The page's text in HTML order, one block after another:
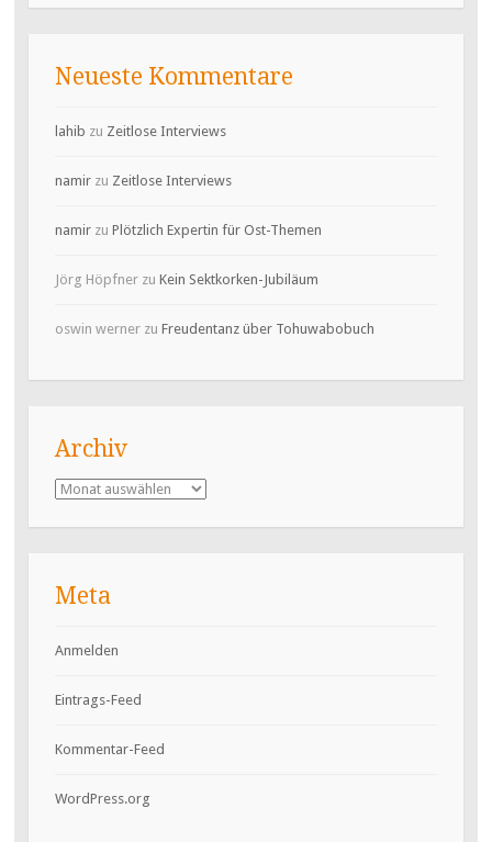
Neueste Kommentare
lahib zu Zeitlose Interviews
namirzu Zeitlose Interviews
namirzu Plötzlich Expertin für Ost-Themen
Jörg Höpfnerzu Kein Sektkorken-Jubiläum
oswin wernerzu Freudentanz über Tohuwabobuch
Archiv
Archiv
Meta
Anmelden
Eintrags-Feed
Kommentar-Feed
WordPress.org